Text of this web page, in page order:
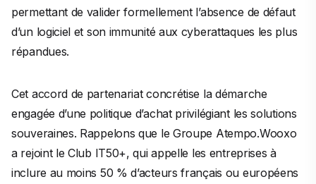
permettant de valider formellement l’absence de défaut
d’un logiciel et son immunité aux cyberattaques les plus
répandues.
Cet accord de partenariat concrétise la démarche
engagée d’une politique d’achat privilégiant les solutions
souveraines. Rappelons que le Groupe Atempo.Wooxo
a rejoint le Club IT50+, qui appelle les entreprises à
inclure au moins 50 % d’acteurs français ou européens